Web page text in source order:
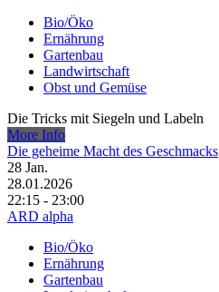
Bio/Öko
Ernährung
Gartenbau
Landwirtschaft
Obst und Gemüse
Die Tricks mit Siegeln und Labeln
More Info
Die geheime Macht des Geschmacks
28 Jan.
28.01.2026
22:15 - 23:00
ARD alpha
Bio/Öko
Ernährung
Gartenbau